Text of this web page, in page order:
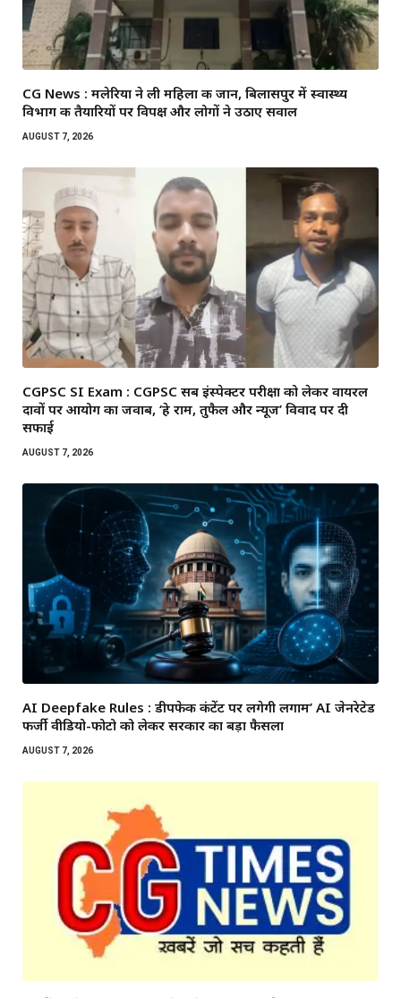
CG News : मलेरिया ने ली महिला की जान, बिलासपुर में स्वास्थ्य
विभाग की तैयारियों पर विपक्ष और लोगों ने उठाए सवाल
AUGUST 7, 2026
CGPSC SI Exam : CGPSC सब इंस्पेक्टर परीक्षा को लेकर वायरल
दावों पर आयोग का जवाब, ‘हे राम, तुफैल और न्यूज’ विवाद पर दी
सफाई
AUGUST 7, 2026
AI Deepfake Rules : डीपफेक कंटेंट पर लगेगी लगाम’ AI जेनरेटेड
फर्जी वीडियो-फोटो को लेकर सरकार का बड़ा फैसला
AUGUST 7, 2026